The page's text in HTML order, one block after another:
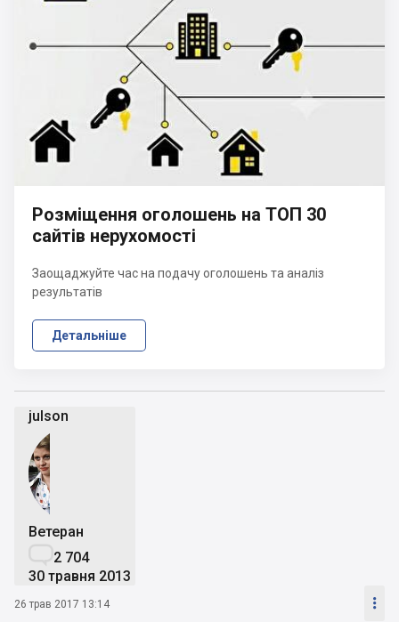
julson
Ветеран
2 704
30 травня 2013
26 трав 2017 13:14 
Розміщення оголошень на ТОП 30
сайтів нерухомості
Заощаджуйте час на подачу оголошень та аналіз
результатів
Детальніше